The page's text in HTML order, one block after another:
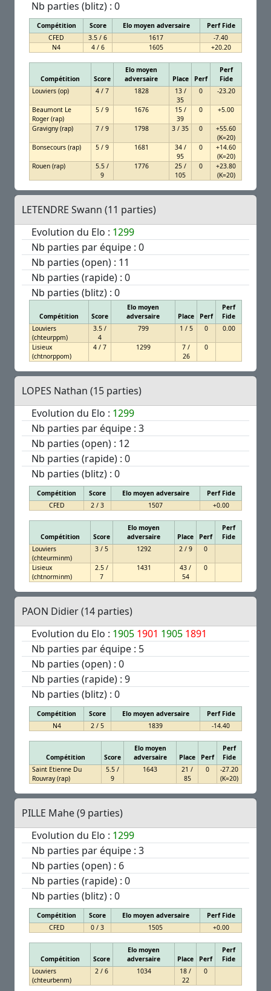
Nb parties (blitz) : 0
Compétition Score Elo moyen adversaire
Perf Fide
CFED
3.5 / 6 1617
-7.40
N4
4 / 6 1605 +20.20
Compétition Score
Elo moyen
adversaire
Place Perf
Perf
Fide
Louviers (op)
4 / 7 1828
13 /
35
0 -23.20
Beaumont Le
Roger (rap)
5 / 9 1676
15 /
39
0 +5.00
Gravigny (rap) 7 / 9 1798 3 / 35 0
+55.60
(K=20)
Bonsecours (rap)
5 / 9 1681
34 /
95
0
+14.60
(K=20)
Rouen (rap)
5.5 /
9
1776
25 /
105
0
+23.80
(K=20)
LETENDRE Swann (11 parties)
Evolution du Elo : 1299
Nb parties par équipe : 0
Nb parties (open) : 11
Nb parties (rapide) : 0
Nb parties (blitz) : 0
Compétition Score
Elo moyen
adversaire
Place Perf
Perf
Fide
Louviers
(chteurppm)
3.5 /
4
799 1 / 5 0 0.00
Lisieux
(chtnorppom)
4 / 7 1299
7 /
26
0
LOPES Nathan (15 parties)
Evolution du Elo : 1299
Nb parties par équipe : 3
Nb parties (open) : 12
Nb parties (rapide) : 0
Nb parties (blitz) : 0
Compétition Score Elo moyen adversaire
Perf Fide
CFED
2 / 3 1507 +0.00
Compétition Score
Elo moyen
adversaire
Place Perf
Perf
Fide
Louviers
(chteurminm)
3 / 5 1292 2 / 9 0
Lisieux
(chtnorminm)
2.5 /
7
1431
43 /
54
0
PAON Didier (14 parties)
Evolution du Elo : 1905 1901 1905 1891
Nb parties par équipe : 5
Nb parties (open) : 0
Nb parties (rapide) : 9
Nb parties (blitz) : 0
Compétition Score Elo moyen adversaire
Perf Fide
N4
2 / 5 1839 -14.40
Compétition Score
Elo moyen
adversaire
Place Perf
Perf
Fide
Saint Etienne Du
Rouvray (rap)
5.5 /
9
1643
21 /
85
0
-27.20
(K=20)
PILLE Mahe (9 parties)
Evolution du Elo : 1299
Nb parties par équipe : 3
Nb parties (open) : 6
Nb parties (rapide) : 0
Nb parties (blitz) : 0
Compétition Score Elo moyen adversaire
Perf Fide
CFED
0 / 3 1505 +0.00
Compétition Score
Elo moyen
adversaire
Place Perf
Perf
Fide
Louviers
(chteurbenm)
2 / 6 1034
18 /
22
0